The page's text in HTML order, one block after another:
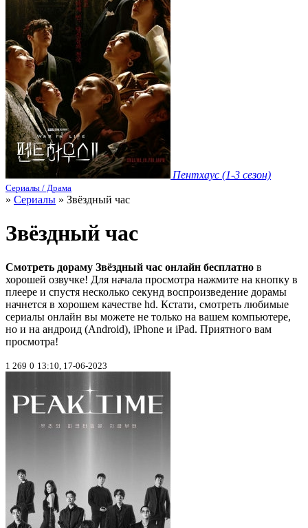
Пентхаус (1-3 сезон)
Сериалы / Драма
» Сериалы » Звёздный час
Звёздный час
Смотреть дораму Звёздный час онлайн бесплатно в
хорошей озвучке! Для начала просмотра нажмите на кнопку в
плеере и спустя несколько секунд воспроизведение дорамы
начнется в хорошем качестве hd. Кстати, смотреть любимые
сериалы онлайн вы можете не только на вашем компьютере,
но и на андроид (Android), iPhone и iPad. Приятного вам
просмотра!
1 269 0 13:10, 17-06-2023